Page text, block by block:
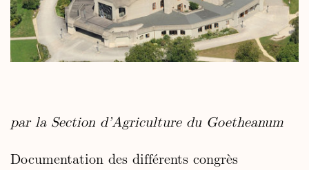
par la Section d’Agriculture du Goetheanum
Documentation des différents congrès